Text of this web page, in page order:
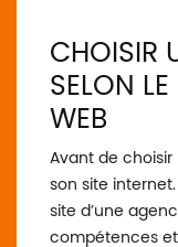
CHOISIR
SELON
WEB
Avant de
son site
site d’une
compétences et